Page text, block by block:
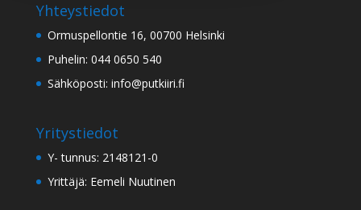
Yhteystiedot
Ormuspellontie 16, 00700 Helsinki
Puhelin: 044 0650 540
Sähköposti: info@putkiiri.fi
Yritystiedot
Y- tunnus: 2148121-0
Yrittäjä: Eemeli Nuutinen